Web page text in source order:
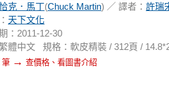
克．馬丁(Chuck Martin) ／ 譯者： 許瑞
天下文化
：2011-12-30
體中文 規格：軟皮精裝 / 312頁 /
筆 → 查價格、看圖書介紹